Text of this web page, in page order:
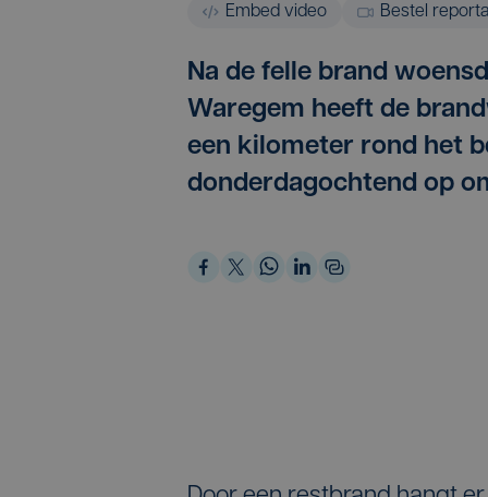
Embed video Bestel
Na de felle brand
Waregem heeft de
een kilometer rond het
donderdagochtend op